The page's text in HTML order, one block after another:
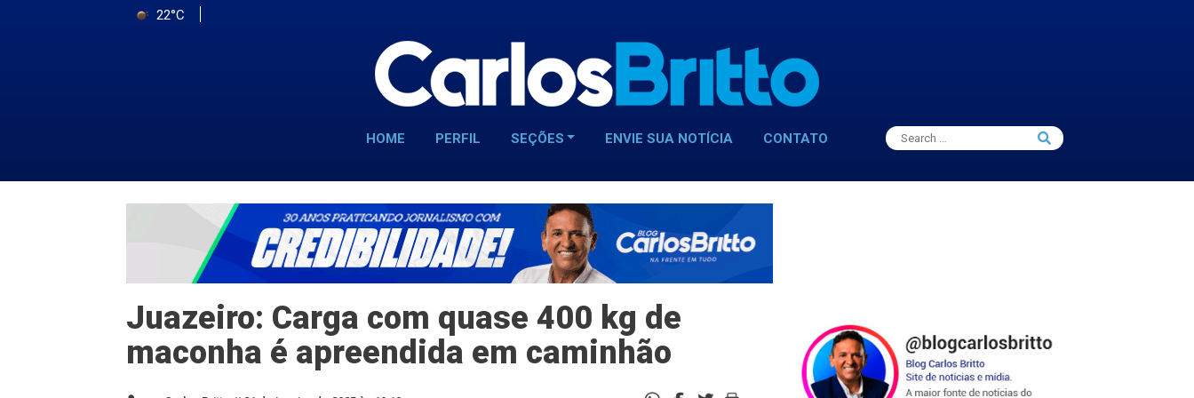
22°C
HOME PERFIL SEÇÕES ENVIE SUA NOTÍCIA CONTATO
Search
for:
Search
Juazeiro: Carga com quase 400 kg de
maconha é apreendida em caminhão